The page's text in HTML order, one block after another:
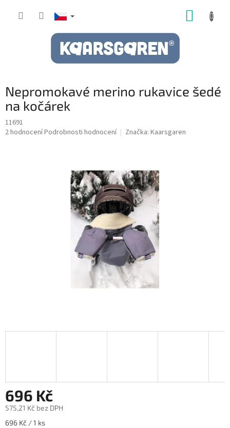
Nepromokavé merino rukavice šedé
na kočárek
11691
Průměrné
2 hodnoceníPodrobnosti hodnocení Značka: Kaarsgaren
696 Kč
575,21 Kč bez DPH
Měrná
696 Kč / 1 ks